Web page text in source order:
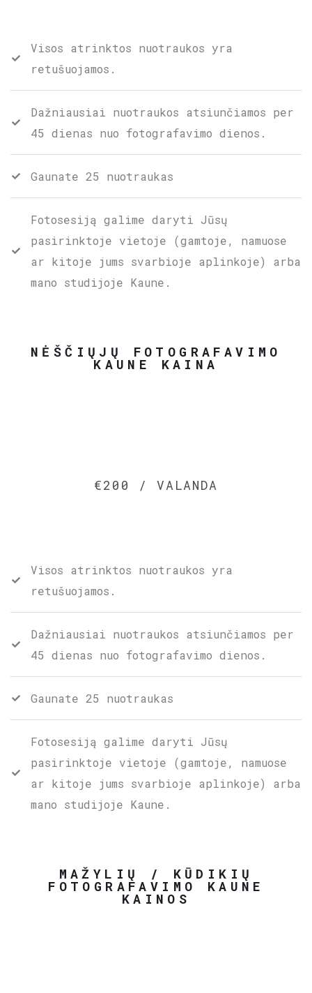
Visos atrinktos nuotraukos yra
retušuojamos.
Dažniausiai nuotraukos atsiunčiamos per
45 dienas nuo fotografavimo dienos.
Gaunate 25 nuotraukas
Fotosesiją galime daryti Jūsų
pasirinktoje vietoje (gamtoje, namuose
ar kitoje jums svarbioje aplinkoje) arba
mano studijoje Kaune.
NĖŠČIŲJŲ FOTOGRAFAVIMO
KAUNE KAINA
€200 / VALANDA
Visos atrinktos nuotraukos yra
retušuojamos.
Dažniausiai nuotraukos atsiunčiamos per
45 dienas nuo fotografavimo dienos.
Gaunate 25 nuotraukas
Fotosesiją galime daryti Jūsų
pasirinktoje vietoje (gamtoje, namuose
ar kitoje jums svarbioje aplinkoje) arba
mano studijoje Kaune.
MAŽYLIŲ / KŪDIKIŲ
FOTOGRAFAVIMO KAUNE
KAINOS